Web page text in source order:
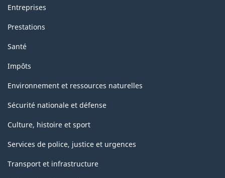
Entreprises
Prestations
Santé
Impôts
Environnement et ressources naturelles
Sécurité nationale et défense
Culture, histoire et sport
Services de police, justice et urgences
Transport et infrastructure